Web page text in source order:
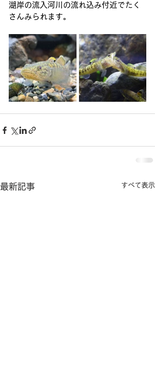
湖岸の流入河川の流れ込み付近でたく
さんみられます。
最新記事 すべて表示